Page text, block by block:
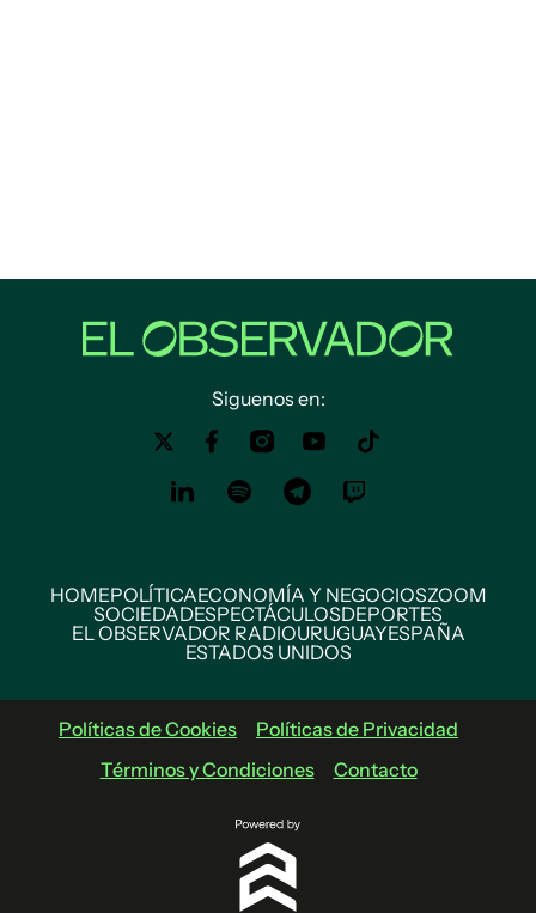
Siguenos en:
HOMEPOLÍTICAECONOMÍA Y NEGOCIOSZOOM
SOCIEDADESPECTÁCULOSDEPORTES
EL OBSERVADOR RADIOURUGUAYESPAÑA
ESTADOS UNIDOS
Políticas de Cookies
Políticas de Privacidad
Términos y Condiciones
Contacto